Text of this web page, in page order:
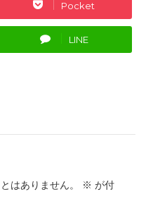
Pocket
LINE
はありません。 ※ が付